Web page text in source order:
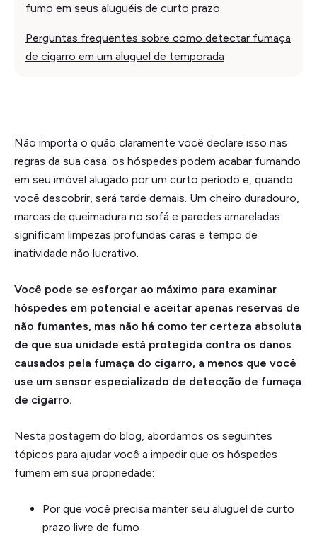
fumo em seus aluguéis de curto prazo
Perguntas frequentes sobre como detectar fumaça
de cigarro em um aluguel de temporada
Não importa o quão claramente você declare isso nas
regras da sua casa: os hóspedes podem acabar fumando
em seu imóvel alugado por um curto período e, quando
você descobrir, será tarde demais. Um cheiro duradouro,
marcas de queimadura no sofá e paredes amareladas
significam limpezas profundas caras e tempo de
inatividade não lucrativo.
Você pode se esforçar ao máximo para examinar
hóspedes em potencial e aceitar apenas reservas de
não fumantes, mas não há como ter certeza absoluta
de que sua unidade está protegida contra os danos
causados pela fumaça do cigarro, a menos que você
use um sensor especializado de detecção de fumaça
de cigarro.
Nesta postagem do blog, abordamos os seguintes
tópicos para ajudar você a impedir que os hóspedes
fumem em sua propriedade:
Por que você precisa manter seu aluguel de curto
prazo livre de fumo